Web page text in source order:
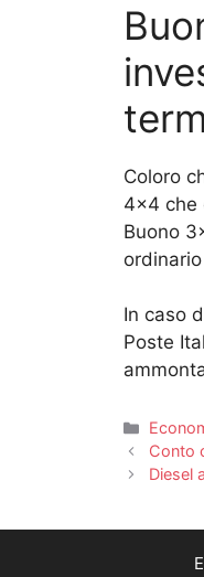
Coloro
4×4 che
Buono
In caso
Poste
Conto
Diesel